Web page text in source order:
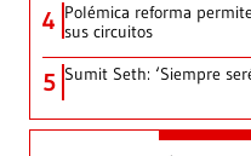
4 Polémica reforma
sus circuitos
5 Sumit Seth: ‘Siempre